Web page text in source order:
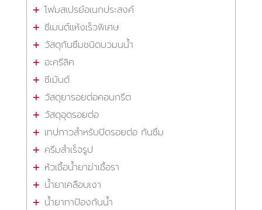
โฟมสเปรย์อเนกประสงค์
ซีเมนต์แห้งเร็วพิเศษ
วัสดุกันซึมชนิดบวมนน้ำ
อะครีลิค
ซีเม้นต์
วัสดุยารอยต่อคอนกรีต
วัสดุอุดรอยต่อ
เทปกาวสำหรับปิดรอยต่อ กันซึม
ครีมสำเร็จรูป
หัวเชื้อน้ำยาฆ่าเชื้อรา
น้ำยาเคลือบเงา
น้ำยาทาป้องกันน้ำ